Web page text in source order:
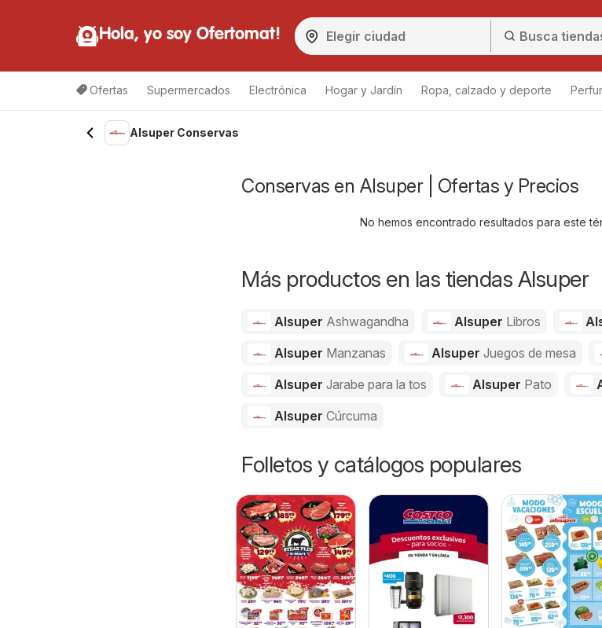
Hola, yo soy Ofertomat!
Ofertas Supermercados Electrónica Hogar y Jardín Ropa, calzado y deporte
Alsuper Conservas
Conservas en Alsuper | Ofertas y Precios
No hemos encontrado resultados para este
Más productos en las tiendas Alsuper
Alsuper Ashwagandha Alsuper Libros
Alsuper Manzanas Alsuper Juegos de mesa
Alsuper Jarabe para la tos Alsuper Pato
Alsuper Cúrcuma
Folletos y catálogos populares